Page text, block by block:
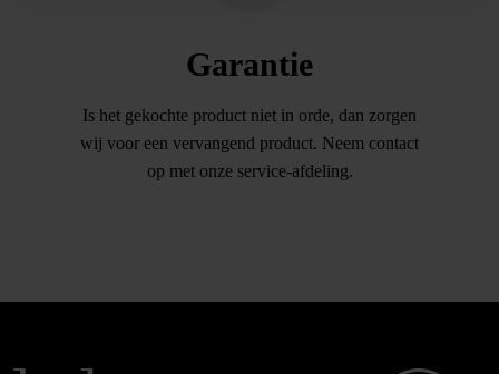
Garantie
Is het gekochte product niet in orde, dan zorgen
wij voor een vervangend product. Neem contact
op met onze service-afdeling.